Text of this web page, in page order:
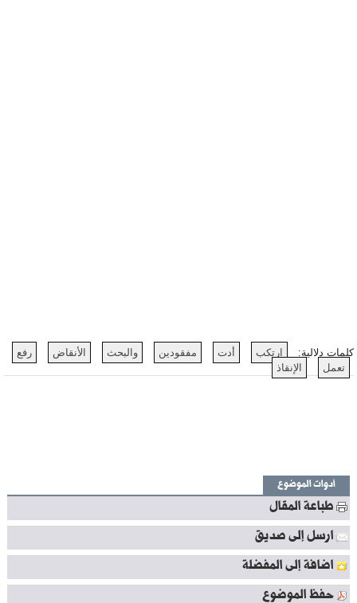
كلمات دلالية: ارتكب أدت مفقودين والبحث الأنقاض
رفع
تعمل
الإنقاذ
أدوات الموضوع
طباعة المقال
ارسل إلى صديق
اضافة إلى المفضلة
حفظ الموضوع